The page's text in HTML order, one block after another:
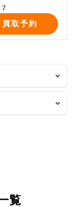
買取予約
覧